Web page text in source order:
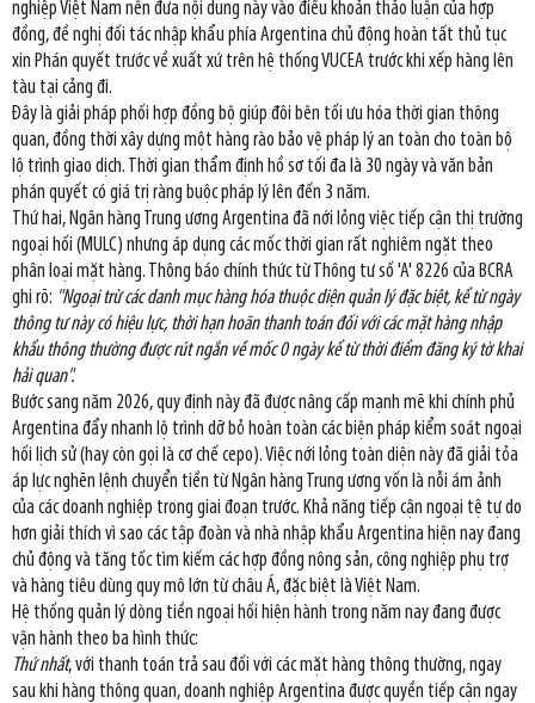
nghiệp Việt Nam nên đưa nội dung này vào điều khoản thảo luận của hợp
đồng, đề nghị đối tác nhập khẩu phía Argentina chủ động hoàn tất thủ tục
xin Phán quyết trước về xuất xứ trên hệ thống VUCEA trước khi xếp hàng lên
tàu tại cảng đi.
Đây là giải pháp phối hợp đồng bộ giúp đôi bên tối ưu hóa thời gian thông
quan, đồng thời xây dựng một hàng rào bảo vệ pháp lý an toàn cho toàn bộ
lộ trình giao dịch. Thời gian thẩm định hồ sơ tối đa là 30 ngày và văn bản
phán quyết có giá trị ràng buộc pháp lý lên đến 3 năm.
Thứ hai, Ngân hàng Trung ương Argentina đã nới lỏng việc tiếp cận thị trường
ngoại hối (MULC) nhưng áp dụng các mốc thời gian rất nghiêm ngặt theo
phân loại mặt hàng. Thông báo chính thức từ Thông tư số 'A' 8226 của BCRA
ghi rõ: "Ngoại trừ các danh mục hàng hóa thuộc diện quản lý đặc biệt, kể từ ngày
thông tư này có hiệu lực, thời hạn hoãn thanh toán đối với các mặt hàng nhập
khẩu thông thường được rút ngắn về mốc 0 ngày kể từ thời điểm đăng ký tờ khai
hải quan".
Bước sang năm 2026, quy định này đã được nâng cấp mạnh mẽ khi chính phủ
Argentina đẩy nhanh lộ trình dỡ bỏ hoàn toàn các biện pháp kiểm soát ngoại
hối lịch sử (hay còn gọi là cơ chế cepo). Việc nới lỏng toàn diện này đã giải tỏa
áp lực nghẽn lệnh chuyển tiền từ Ngân hàng Trung ương vốn là nỗi ám ảnh
của các doanh nghiệp trong giai đoạn trước. Khả năng tiếp cận ngoại tệ tự do
hơn giải thích vì sao các tập đoàn và nhà nhập khẩu Argentina hiện nay đang
chủ động và tăng tốc tìm kiếm các hợp đồng nông sản, công nghiệp phụ trợ
và hàng tiêu dùng quy mô lớn từ châu Á, đặc biệt là Việt Nam.
Hệ thống quản lý dòng tiền ngoại hối hiện hành trong năm nay đang được
vận hành theo ba hình thức:
Thứ nhất, với thanh toán trả sau đối với các mặt hàng thông thường, ngay
sau khi hàng thông quan, doanh nghiệp Argentina được quyền tiếp cận ngay